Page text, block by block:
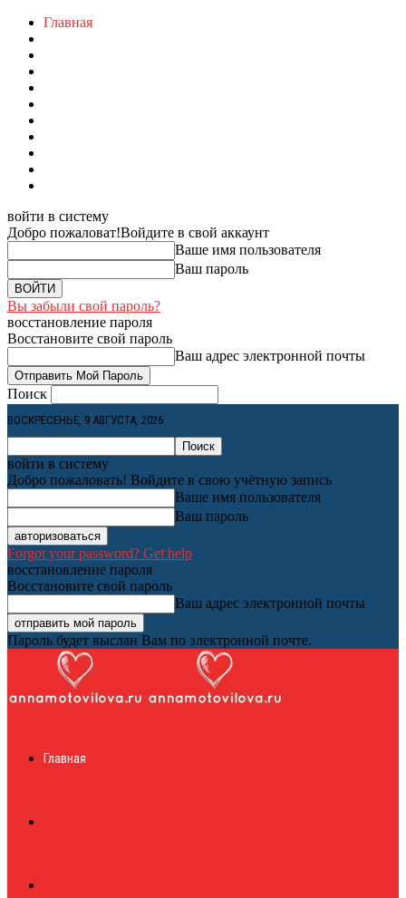
Главная
войти в систему
Добро пожаловат!Войдите в свой аккаунт
Ваше имя пользователя
Ваш пароль
Вы забыли свой пароль?
восстановление пароля
Восстановите свой пароль
Ваш адрес электронной почты
Поиск
ВОСКРЕСЕНЬЕ, 9 АВГУСТА, 2026
войти в систему
Добро пожаловать! Войдите в свою учётную запись
Ваше имя пользователя
Ваш пароль
Forgot your password? Get help
восстановление пароля
Восстановите свой пароль
Ваш адрес электронной почты
Пароль будет выслан Вам по электронной почте.
журналГлавная